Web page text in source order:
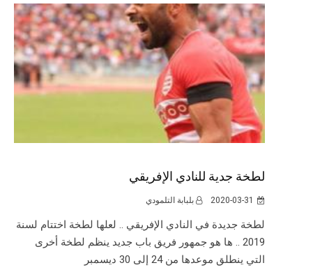
لطخة جدية للنادي الإفريقي
2020-03-31 بلبابة التلمودي
لطخة جديدة في النادي الإفريقي .. لعلها لطخة اختتام لسنة
2019 .. ها هو جمهور فريق باب جديد ينظم لطخة أخرى
التي ينطلق موعدها من 24 إلى 30 ديسمبر